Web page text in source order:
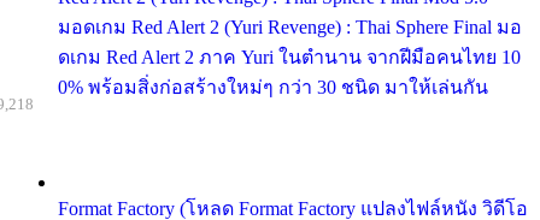
มอดเกม Red Alert 2 (Yuri Revenge) : Thai Sphere Final มอ
ดเกม Red Alert 2 ภาค Yuri ในตำนาน จากฝีมือคนไทย 10
0% พร้อมสิ่งก่อสร้างใหม่ๆ กว่า 30 ชนิด มาให้เล่นกัน
Format Factory (โหลด Format Factory แปลงไฟล์หนัง วิดีโอ